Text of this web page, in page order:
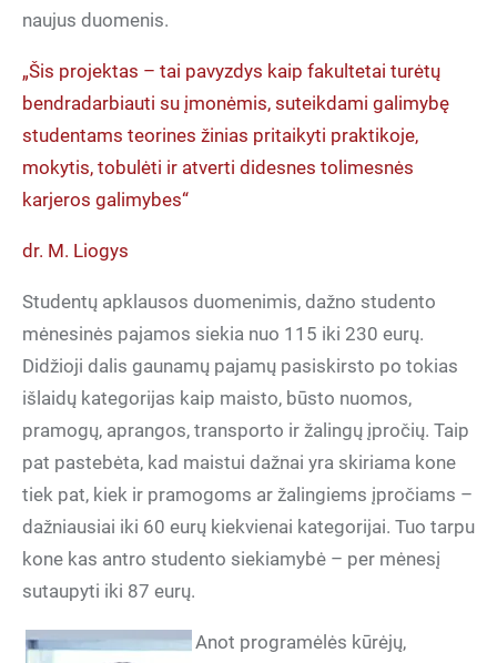
naujus duomenis.
bendradarbiauti su įmonėmis, suteikdami galimybę
studentams teorines žinias pritaikyti praktikoje,
mokytis, tobulėti ir atverti didesnes tolimesnės
karjeros galimybes“
dr. M. Liogys
mėnesinės pajamos siekia nuo 115 iki 230 eurų.
Didžioji dalis gaunamų pajamų pasiskirsto po tokias
išlaidų kategorijas kaip maisto, būsto nuomos,
pramogų, aprangos, transporto ir žalingų įpročių. Taip
pat pastebėta, kad maistui dažnai yra skiriama kone
tiek pat, kiek ir pramogoms ar žalingiems įpročiams –
dažniausiai iki 60 eurų kiekvienai kategorijai. Tuo tarpu
kone kas antro studento siekiamybė – per mėnesį
sutaupyti iki 87 eurų.
Anot programėlės kūrėjų,